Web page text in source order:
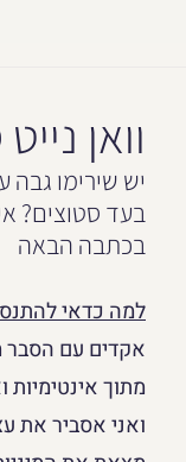
וואן
יש שירימו
בעד סטוצים?
בכתבה הבאה
למה כדאי
אקדים עם הסבר
מתוך
ואני אסביר את